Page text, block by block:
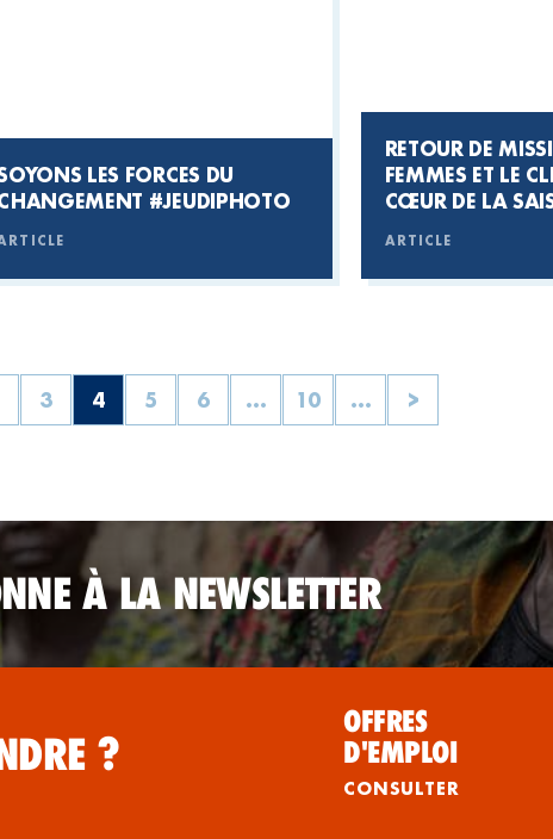
LES FORCES DU
#JEUDIPHOTO
RETOUR DE
FEMMES ET LE
CŒUR DE LA
ARTICLE
3 4 5 6 ... 10 ... >
À LA NEWSLETTER
?
OFFRES
D'EMPLOI
CONSULTER